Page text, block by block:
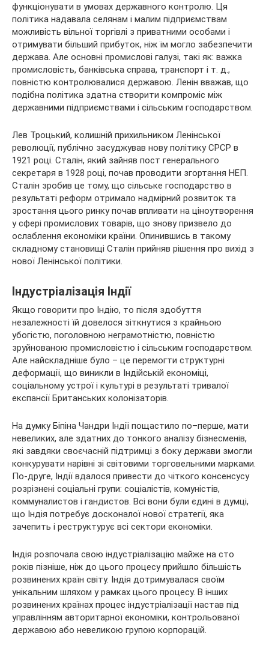
функціонувати в умовах державного контролю. Ця
політика надавала селянам і малим підприємствам
можливість вільної торгівлі з приватними особами і
отримувати більший прибуток, ніж їм могло забезпечити
держава. Але основні промислові галузі, такі як: важка
промисловість, банківська справа, транспорт і т. д.,
повністю контролювалися державою. Ленін вважав, що
подібна політика здатна створити компроміс між
державними підприємствами і сільським господарством.
Лев Троцький, колишній прихильником Ленінської
революції, публічно засуджував нову політику СРСР в
1921 році. Сталін, який зайняв пост генерального
секретаря в 1928 році, почав проводити згортання НЕП.
Сталін зробив це тому, що сільське господарство в
результаті реформ отримало надмірний розвиток та
зростання цього ринку почав впливати на ціноутворення
у сфері промислових товарів, що знову призвело до
ослаблення економіки країни. Опинившись в такому
складному становищі Сталін прийняв рішення про вихід з
нової Ленінської політики.
Індустріалізація Індії
Якщо говорити про Індію, то після здобуття
незалежності їй довелося зіткнутися з крайньою
убогістю, поголовною неграмотністю, повністю
зруйнованою промисловістю і сільським господарством.
Але найскладніше було – це перемогти структурні
деформації, що виникли в Індійській економіці,
соціальному устрої і культурі в результаті тривалої
експансії Британських колонізаторів.
На думку Біпіна Чандри Індії пощастило по–перше, мати
невеликих, але здатних до тонкого аналізу бізнесменів,
які завдяки своєчасній підтримці з боку держави змогли
конкурувати нарівні зі світовими торговельними марками.
По-друге, Індії вдалося привести до чіткого консенсусу
розрізнені соціальні групи: соціалістів, комуністів,
коммуналистов і гандистов. Всі вони були єдині в думці,
що Індія потребує досконалої нової стратегії, яка
зачепить і реструктурує всі сектори економіки.
Індія розпочала свою індустріалізацію майже на сто
років пізніше, ніж до цього процесу прийшло більшість
розвинених країн світу. Індія дотримувалася своїм
унікальним шляхом у рамках цього процесу. В інших
розвинених країнах процес індустріалізації настав під
управлінням авторитарної економіки, контрольованої
державою або невеликою групою корпорацій.